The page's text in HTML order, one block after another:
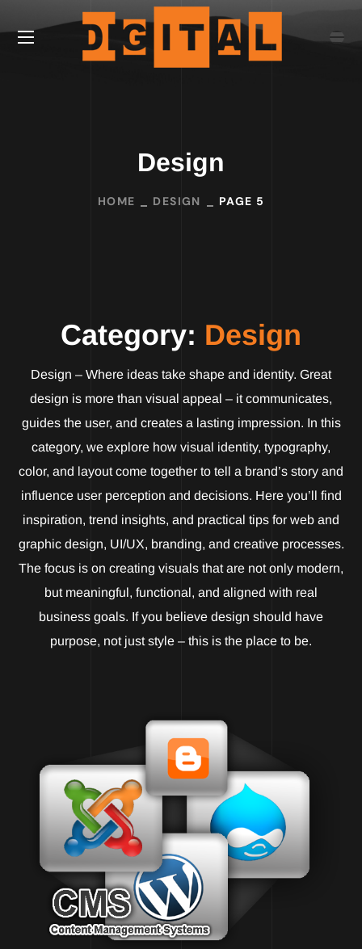
Design
HOME DESIGN PAGE 5
Category: Design
Design – Where ideas take shape and identity. Great
design is more than visual appeal – it communicates,
guides the user, and creates a lasting impression. In this
category, we explore how visual identity, typography,
color, and layout come together to tell a brand’s story and
influence user perception and decisions. Here you’ll find
inspiration, trend insights, and practical tips for web and
graphic design, UI/UX, branding, and creative processes.
The focus is on creating visuals that are not only modern,
but meaningful, functional, and aligned with real
business goals. If you believe design should have
purpose, not just style – this is the place to be.